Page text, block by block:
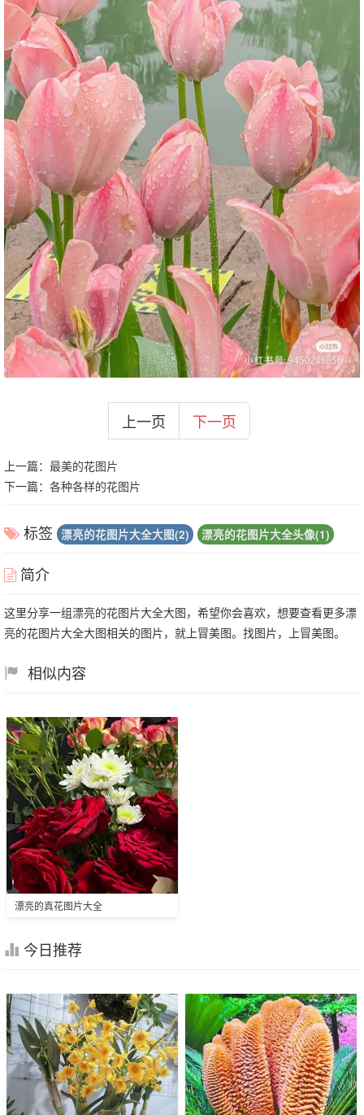
上一页 下一页
上一篇： 最美的花图片
下一篇： 各种各样的花图片
标签 漂亮的花图片大全大图(2) 漂亮的花图片大全头像(1)
简介
这里分享一组漂亮的花图片大全大图，希望你会喜欢，想要查看更多漂
亮的花图片大全大图相关的图片，就上冒美图。找图片，上冒美图。
相似内容
漂亮的真花图片大全
今日推荐